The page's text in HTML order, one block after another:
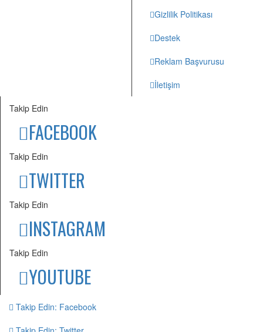
Gizlilik Politikası
Destek
Reklam Başvurusu
İletişim
Takip Edin
FACEBOOK
Takip Edin
TWITTER
Takip Edin
INSTAGRAM
Takip Edin
YOUTUBE
Takip Edin: Facebook